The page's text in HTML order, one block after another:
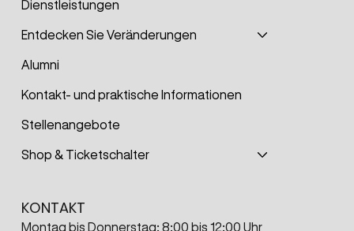
Dienstleistungen
Entdecken Sie Veränderungen
Alumni
Kontakt- und praktische Informationen
Stellenangebote
Shop & Ticketschalter
KONTAKT
Montag bis Donnerstag: 8:00 bis 12:00 Uhr